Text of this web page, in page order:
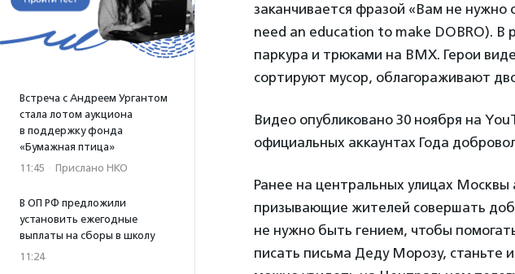
Встреча с Андреем Ургантом
стала лотом аукциона
в поддержку фонда
«Бумажная птица»
11:45 · Прислано НКО
В ОП РФ предложили
установить ежегодные
выплаты на сборы в школу
11:24
заканчивается фразой «Вам не
need an education to make DOBRO). В
паркура и трюками на BMX. Герои
сортируют мусор, облагораживают
Видео опубликовано 30 ноября на
официальных аккаунтах Года
Ранее на центральных улицах
призывающие жителей совершать
не нужно быть гением, чтобы
писать письма Деду Морозу, станьте